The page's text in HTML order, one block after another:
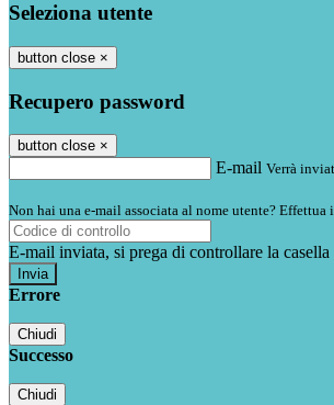
Seleziona utente
button close ×
Recupero password
button close ×
E-mail Verrà
Non hai una e-mail associata al nome utente? Effettua
E-mail inviata, si prega di controllare la
Errore
Chiudi
Successo
Chiudi